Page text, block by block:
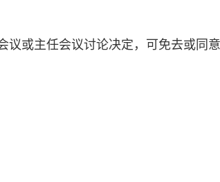
或主任会议讨论决定，可免去或同意